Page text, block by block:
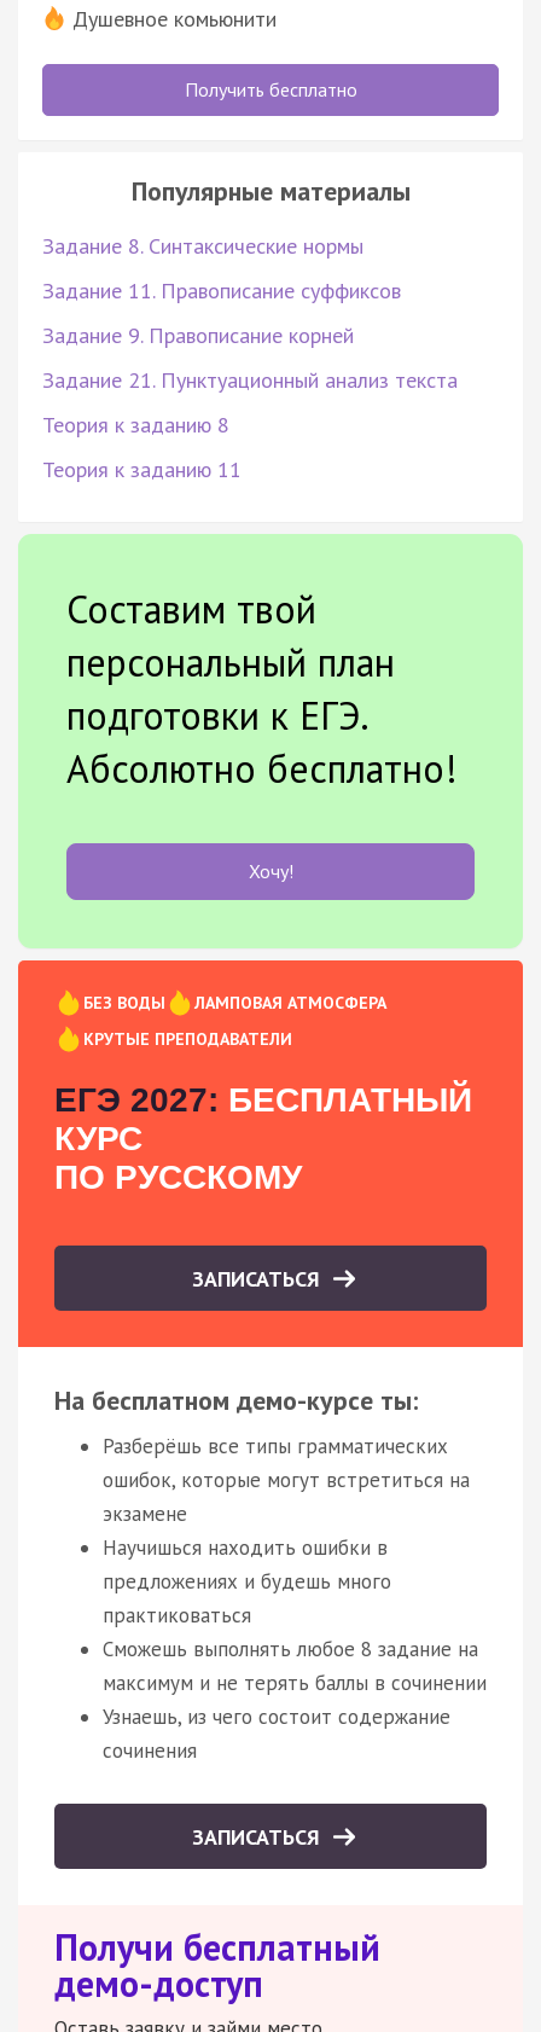
Душевное комьюнити
Получить бесплатно
Популярные материалы
Задание 8. Синтаксические нормы
Задание 11. Правописание суффиксов
Задание 9. Правописание корней
Задание 21. Пунктуационный анализ текста
Теория к заданию 8
Теория к заданию 11
Составим твой
персональный план
подготовки к ЕГЭ.
Абсолютно бесплатно!
Хочу!
БЕЗ ВОДЫ
ЛАМПОВАЯ АТМОСФЕРА
КРУТЫЕ ПРЕПОДАВАТЕЛИ
ЕГЭ 2027: БЕСПЛАТНЫЙ
КУРС
ПО РУССКОМУ
ЗАПИСАТЬСЯ
На бесплатном демо-курсе ты:
Разберёшь все типы грамматических
ошибок, которые могут встретиться на
экзамене
Научишься находить ошибки в
предложениях и будешь много
практиковаться
Сможешь выполнять любое 8 задание на
максимум и не терять баллы в сочинении
Узнаешь, из чего состоит содержание
сочинения
ЗАПИСАТЬСЯ
Получи бесплатный
демо-доступ